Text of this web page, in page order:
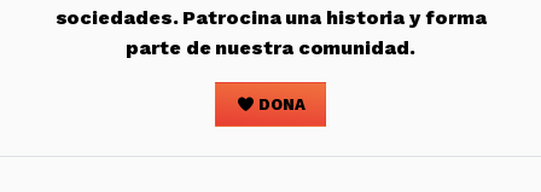
sociedades. Patrocina una historia y forma
parte de nuestra comunidad.
DONA